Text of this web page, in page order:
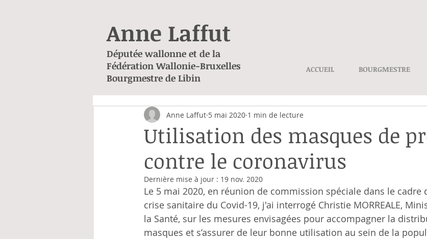
Anne Laffut
Députée wallonne et de la
Fédération Wallonie-Bruxelles
Bourgmestre de Libin
ACCUEIL BOURGMESTRE
Utilisation des masques de
contre le coronavirus
Anne Laffut 5 mai 2020 1 min de lecture
Dernière mise à jour : 19 nov. 2020
Le 5 mai 2020, en réunion de commission spéciale dans le cadre
crise sanitaire du Covid-19, j'ai interrogé Christie MORREALE,
la Santé, sur les mesures envisagées pour accompagner la
masques et s’assurer de leur bonne utilisation au sein de la